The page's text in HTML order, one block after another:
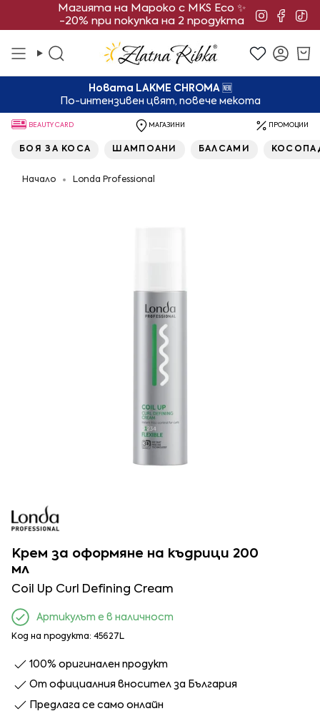
Преминете
Новата LAKME CHROMA 🆕
По-интензивен цвят, повече мекота
Магията на Мароко с MKS Eco ✨
-20% при покупка на 2 продукта
Търсене
BEAUTY CARD МАГАЗИНИ ПРОМОЦИИ
БОЯ ЗА КОСА ШАМПОАНИ БАЛСАМИ
Начало Londa Professional
Крем за оформяне на къдрици 200
мл
Coil Up Curl Defining Cream
Артикулът е в наличност
Код на продукта: 45627L
100% оригинален продукт
От официалния вносител за България
Предлага се само онлайн